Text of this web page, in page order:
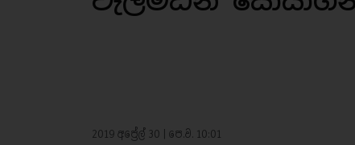
2019 අප්‍රේල් 30 | පෙ.ව. 10:01